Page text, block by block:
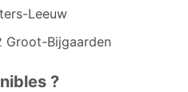
Leeuw
Groot-Bijgaarden
?